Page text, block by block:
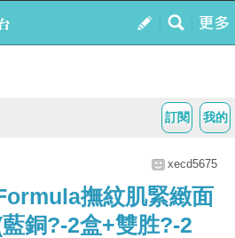
我的
訂閱
xecd5675
撫紋肌緊緻面
銅?-2盒+雙胜?-2